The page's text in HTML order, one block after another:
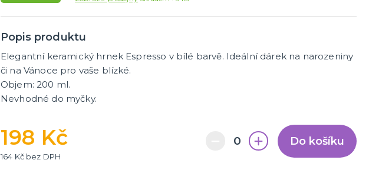
Popis produktu
Elegantní keramický hrnek Espresso v bílé barvě. Ideální dárek na narozeniny
či na Vánoce pro vaše blízké.
Objem: 200 ml.
Nevhodné do myčky.
198 Kč
164 Kč bez DPH
Do košíku